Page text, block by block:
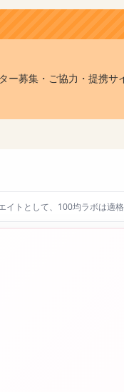
ー募集・ご協力・提携サ
トとして、100均ラボは適